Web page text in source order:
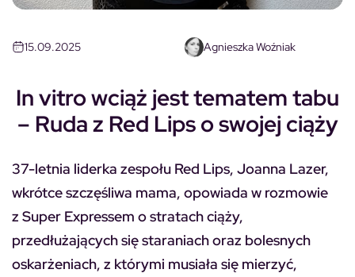
15.09.2025 Agnieszka Woźniak
In vitro wciąż jest tematem tabu
– Ruda z Red Lips o swojej ciąży
37-letnia liderka zespołu Red Lips, Joanna Lazer,
wkrótce szczęśliwa mama, opowiada w rozmowie
z Super Expressem o stratach ciąży,
przedłużających się staraniach oraz bolesnych
oskarżeniach, z którymi musiała się mierzyć,